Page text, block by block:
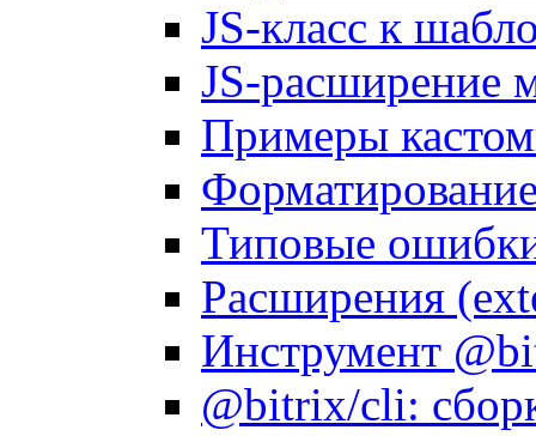
JS-класс к
JS-расширение
Примеры
Типовые
Расширения
Инструмент
@bitrix/cli: